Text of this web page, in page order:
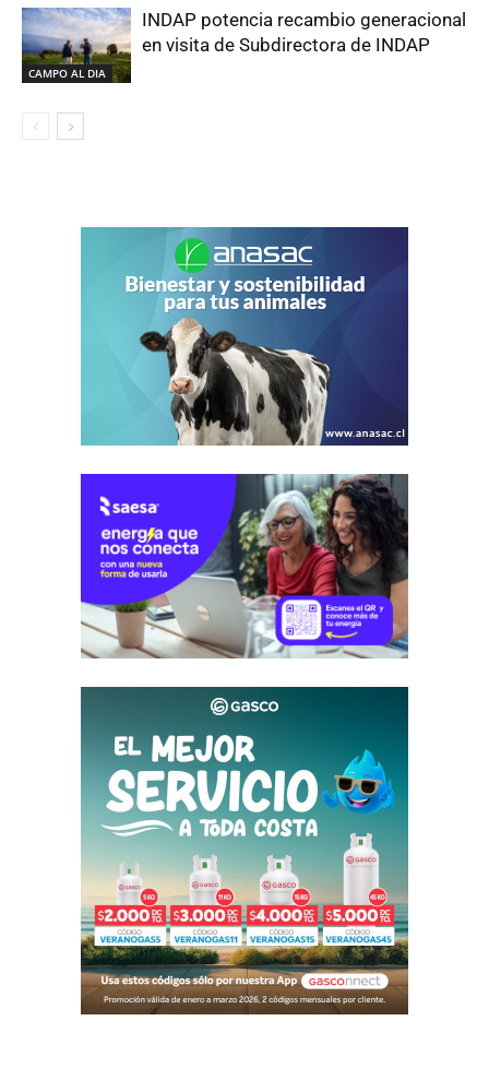
CAMPO AL DIA
INDAP potencia recambio generacional
en visita de Subdirectora de INDAP